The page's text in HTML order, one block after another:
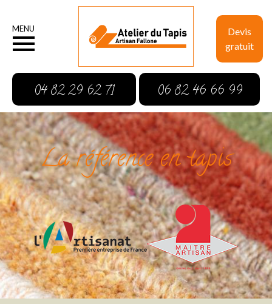
Devis
gratuit
MENU
04 82 29 62 71 06 82 46 66 99
La référence en tapis